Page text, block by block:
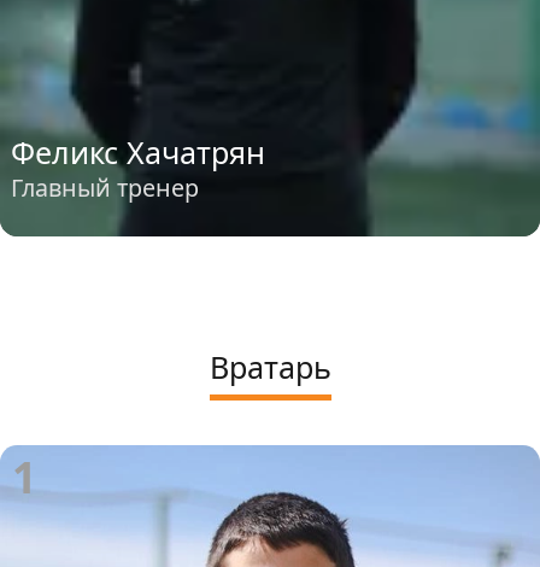
Феликс Хачатрян
Главный тренер
Вратарь
1